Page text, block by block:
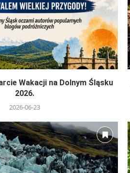
Wakacji na Dolnym Śląsku
2026.
2026-06-23